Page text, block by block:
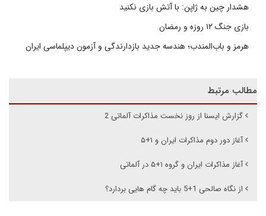
هشدار چین به ژاپن: با آتش بازی نکنید
بازی جنگ ۱۲ روزه و رمضان
هرمز و باب‌المندب؛ هندسه جدید بازدارندگی و آزمون دیپلماسی ایران
مطالب مرتبط
گزارش ایسنا از روز نخست مذاکرات آلماتی 2
آغاز دور دوم مذاکرات ایران و ۱+۵
آغاز مذاکرات ایران و گروه ۱+۵ در آلماتی
از نگاه صالحی 1+5 باید چه گام هایی بردارد؟